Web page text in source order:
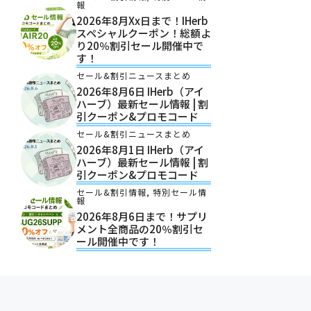
報
2026年8月xx日まで！iHerb
スペシャルクーポン！総額よ
り20％割引セール開催中で
す！
セール&割引ニュースまとめ
2026年8月6日 IHerb（アイ
ハーブ）最新セール情報 | 割
引クーポン&プロモコード
セール&割引ニュースまとめ
2026年8月1日 IHerb（アイ
ハーブ）最新セール情報 | 割
引クーポン&プロモコード
セール&割引情報, 特別セール情
報
2026年8月6日まで！サプリ
メント全商品の20％割引セ
ール開催中です！